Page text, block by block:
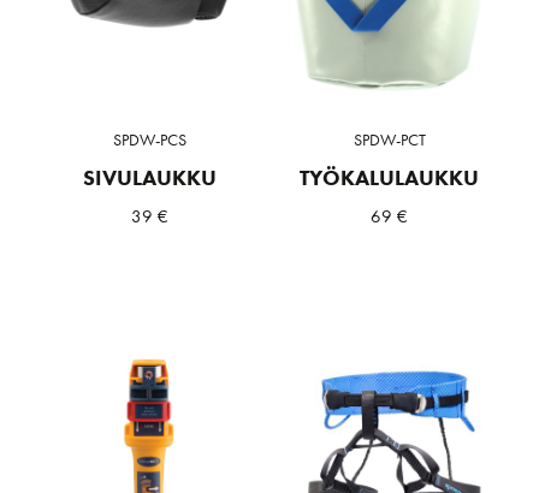
SPDW-PCS
SIVULAUKKU
39 €
SPDW-PCT
TYÖKALULAUKKU
69€